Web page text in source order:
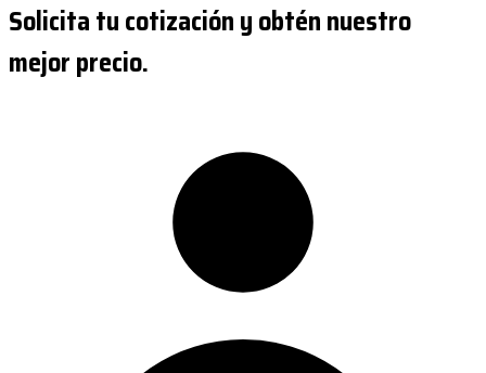
Solicita tu cotización y obtén nuestro
mejor precio.